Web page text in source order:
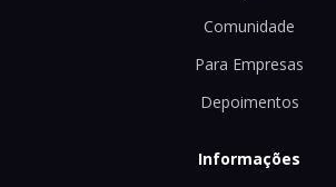
Comunidade
Para Empresas
Depoimentos
Informações